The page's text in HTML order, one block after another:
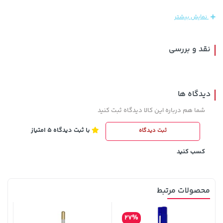
57,280,000 تومان خرید
نمایش بیشتر
نقد و بررسی
دیدگاه ها
شما هم درباره این کالا دیدگاه ثبت کنید
ثبت دیدگاه با ثبت دیدگاه 5 امتیاز
کسب کنید
محصولات مرتبط
27%